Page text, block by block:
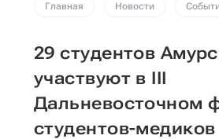
Главная Новости
29 студентов
участвуют в III
Дальневосточном
студентов-медиков